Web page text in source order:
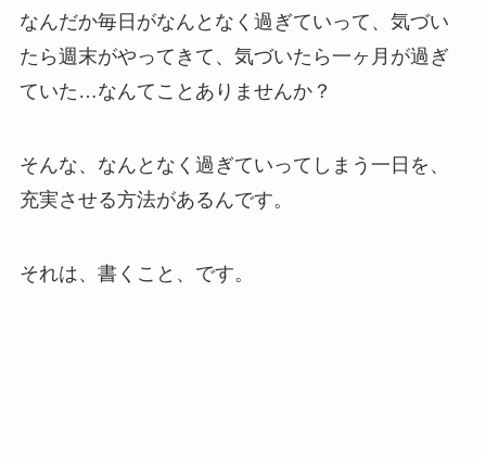
なんだか毎日がなんとなく過ぎていって、気づい
たら週末がやってきて、気づいたら一ヶ月が過ぎ
ていた…なんてことありませんか？
そんな、なんとなく過ぎていってしまう一日を、
充実させる方法があるんです。
それは、書くこと、です。